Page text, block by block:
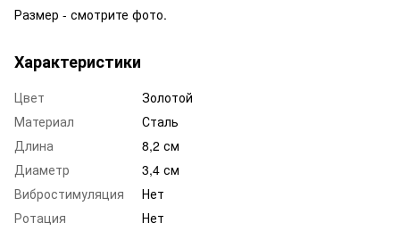
Размер - смотрите фото.
Характеристики
Цвет
Золотой
Материал
Сталь
Длина
8,2 см
Диаметр
3,4 см
Вибростимуляция
Нет
Ротация
Нет